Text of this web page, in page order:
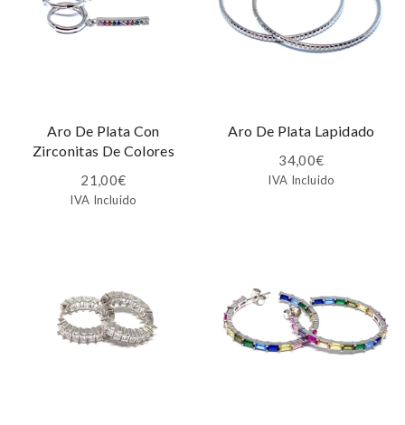
Aro De Plata Con
Zirconitas De Colores
21,00€
IVA Incluido
Aro De Plata Lapidado
34,00€
IVA Incluido